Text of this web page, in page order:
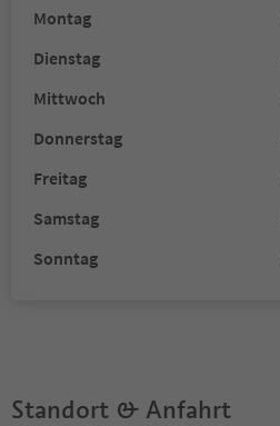
Montag
Dienstag
Mittwoch
Donnerstag
Freitag
Samstag
Sonntag
Standort & Anfahrt